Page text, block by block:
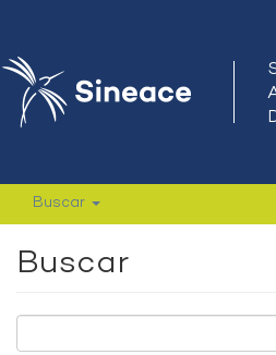
Buscar
Buscar